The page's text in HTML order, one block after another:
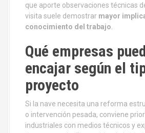
que aporte observaciones técnicas
visita suele demostrar mayor
conocimiento del trabajo.
Qué empresas
encajar según el
proyecto
Si la nave necesita una reforma
o intervención pesada, conviene
industriales con medios técnicos y